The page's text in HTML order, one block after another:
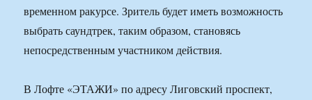
временном ракурсе. Зритель будет иметь возможность
выбрать саундтрек, таким образом, становясь
непосредственным участником действия.
В Лофте «ЭТАЖИ» по адресу Лиговский проспект,